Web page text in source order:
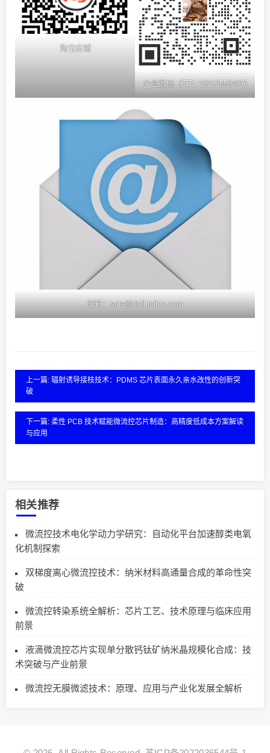
淘宝店铺
企业微信（TEL:18112558497)
邮箱：sale@dxfluidics.com
上一篇: 辐射诱导接枝技术：PDMS 芯片表面永久亲水改性的创新突
破
下一篇: 柔性 PCB 技术赋能微流控芯片制造：高精度低成本方案解读
与应用
相关推荐
微流控技术电化学动力学研究：自动化平台加速醇类电氧
化机制探索
双梯度离心微流控技术：纳米材料高通量合成的革命性突
破
微流控转染系统全解析：芯片工艺、技术原理与临床应用
前景
液滴微流控芯片实现单分散钙钛矿纳米晶规模化合成：技
术突破与产业前景
微流控无膜微滤技术：原理、应用与产业化发展全解析